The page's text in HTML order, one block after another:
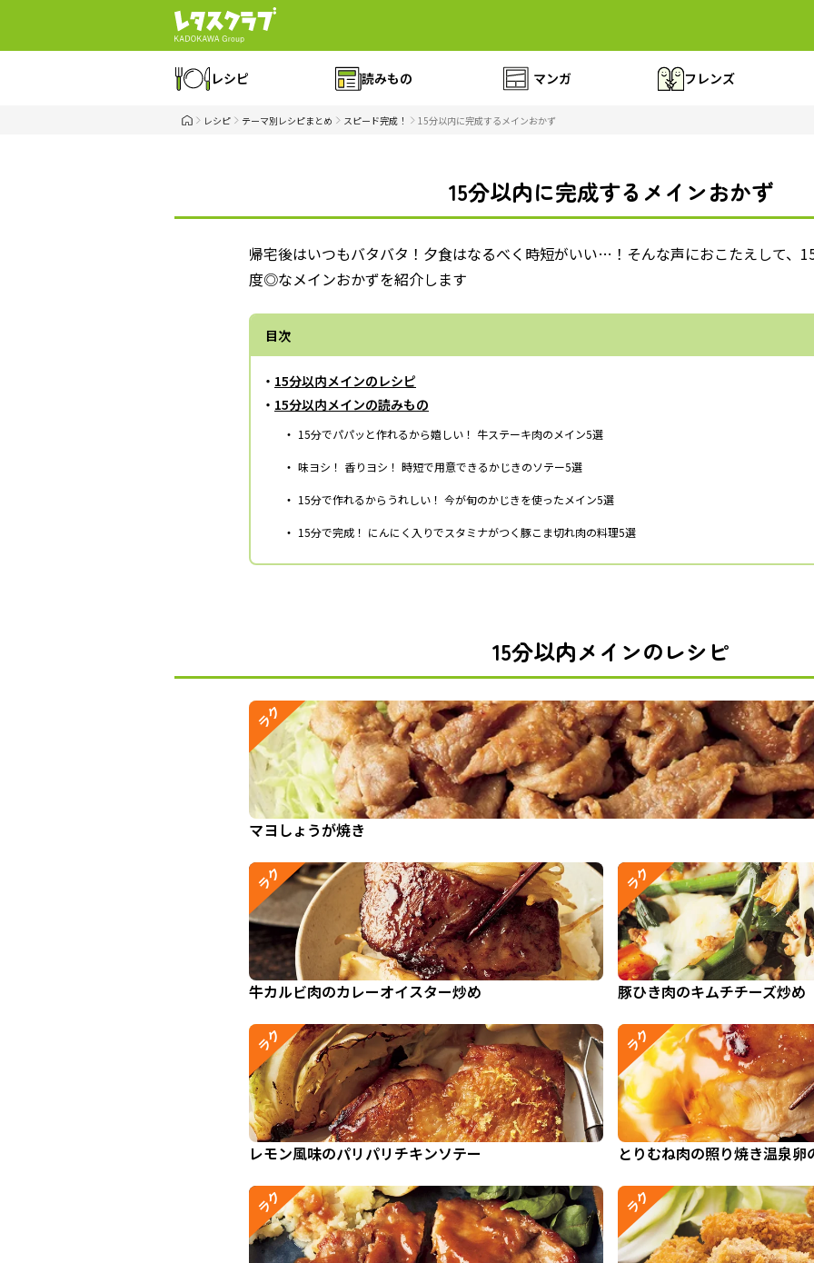
レシピ 読みもの マンガ フレンズ
レシピ テーマ別レシピまとめ スピード完成！ 15分以内に完成するメインおかず
15分以内に完成するメインおかず
帰宅後はいつもバタバタ！夕食はなるべく時短がいい…！そんな声におこたえして、
度◎なメインおかずを紹介します
目次
・ 15分以内メインのレシピ
・ 15分以内メインの読みもの
・ 15分でパパッと作れるから嬉しい！ 牛ステーキ肉のメイン5選
・ 味ヨシ！ 香りヨシ！ 時短で用意できるかじきのソテー5選
・ 15分で作れるからうれしい！ 今が旬のかじきを使ったメイン5選
・ 15分で完成！ にんにく入りでスタミナがつく豚こま切れ肉の料理5選
15分以内メインのレシピ
ラク
マヨしょうが焼き
ラク
牛カルビ肉のカレーオイスター炒め
ラク
豚ひき肉のキムチチーズ炒め
ラク
レモン風味のパリパリチキンソテー
ラク
とりむね肉の照り焼き温泉卵
ラク ラク